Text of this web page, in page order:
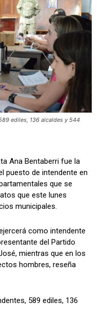
ediles, 136 alcaldes y 544
Ana Bentaberri fue la
puesto de intendente en
que se
que este lunes
municipales.
como intendente
del Partido
mientras que en los
hombres, reseña
589 ediles, 136